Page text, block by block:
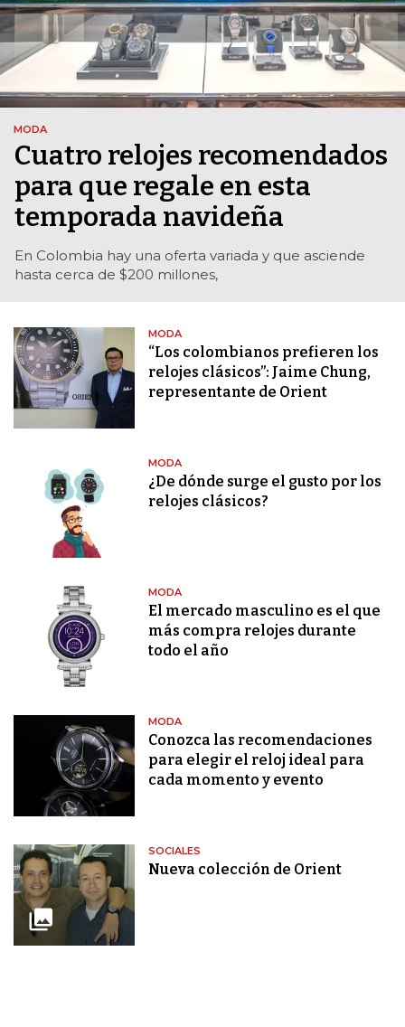
MODA
Cuatro relojes recomendados
para que regale en esta
temporada navideña
En Colombia hay una oferta variada y que asciende
hasta cerca de $200 millones,
MODA
“Los colombianos prefieren los
relojes clásicos”: Jaime Chung,
representante de Orient
MODA
¿De dónde surge el gusto por los
relojes clásicos?
MODA
El mercado masculino es el que
más compra relojes durante
todo el año
MODA
Conozca las recomendaciones
para elegir el reloj ideal para
cada momento y evento
SOCIALES
Nueva colección de Orient